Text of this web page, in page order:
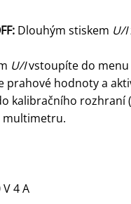
Dlouhým stiskem U/I
U/Ivstoupíte do menu
prahové hodnoty a
kalibračního rozhraní
multimetru.
4 A